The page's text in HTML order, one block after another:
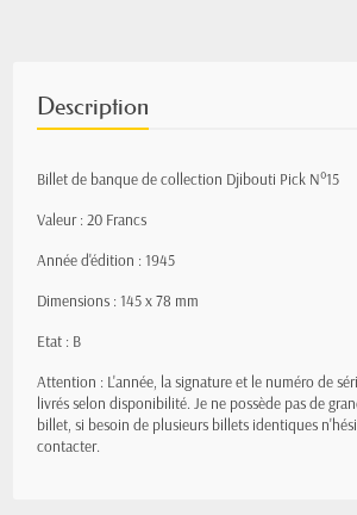
Description
Billet de banque de collection Djibouti Pick N°15
Valeur : 20 Francs
Année d'édition : 1945
Dimensions : 145 x 78 mm
Etat : B
Attention : L'année, la signature et le numéro de
livrés selon disponibilité. Je ne possède pas de
billet, si besoin de plusieurs billets identiques
contacter.